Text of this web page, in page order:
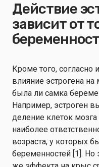
Действие
зависит от
Кроме того, согласно
влияние эстрогена на
была ли самка
Например, эстроген
деление клеток
наиболее
возраста, у которых
беременностей [1]. Но